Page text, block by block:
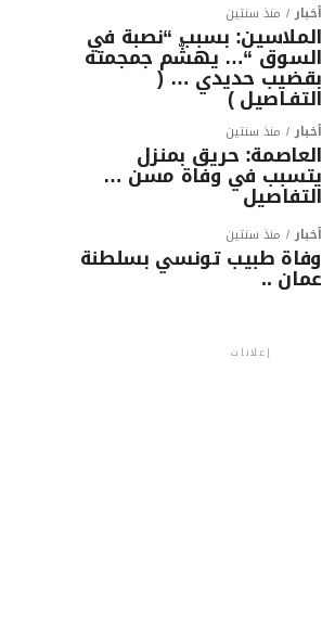
أخبار منذ سنتين
الملاسين: بسبب “نصبة في
السوق “… يهشّم جمجمته
بقضيب حديدي … (
التفـاصيل )
أخبار منذ سنتين
العاصمة: حريق بمنزل
يتسبب في وفاة مسن …
التفاصيل
أخبار منذ سنتين
وفاة طبيب تونسي بسلطنة
عمان ..
إعلانات